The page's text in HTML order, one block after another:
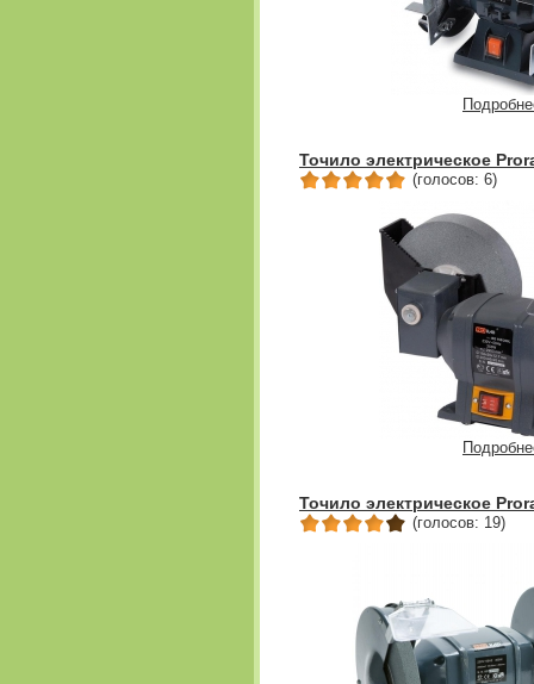
Точило электрическое
(голосов: 6)
Точило электрическое
(голосов: 19)